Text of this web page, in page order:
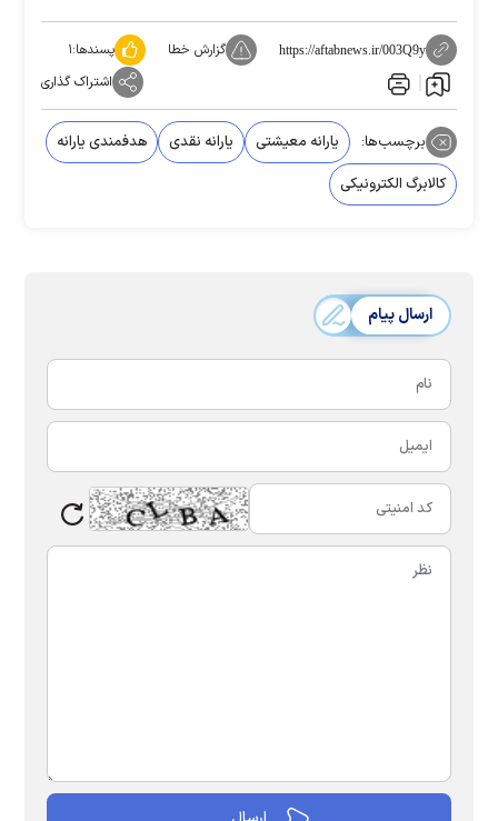
https://aftabnews.ir/003Q9y گزارش خطا پسندها:۱
اشتراک گذاری
برچسب‌ها: یارانه معیشتی یارانه نقدی
هدفمندی یارانه
کالابرگ الکترونیکی
ارسال پیام